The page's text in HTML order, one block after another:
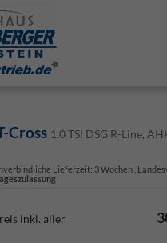
Cross 1,0 TSI DSG R-Line,
Lieferzeit: 3 Wochen ,
inkl. aller